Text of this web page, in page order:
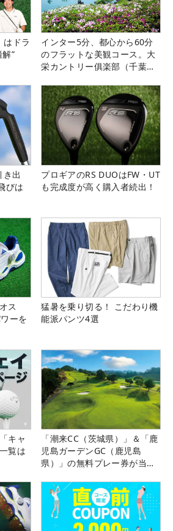
はドラ
”
インター5分、都心から60分
のフラットな美観コース。大
栄カントリー俱楽部（千葉
き出
びは
プロギアのRS DUOはFW・UT
も完成度が高く購入者続出！
ス
ーを
猛暑を乗り切る！ こだわり機
能派パンツ4選
キャ
覧は
「潮来CC（茨城県）」＆「鹿
児島ガーデンGC（鹿児島
県）」の無料プレー券が当た